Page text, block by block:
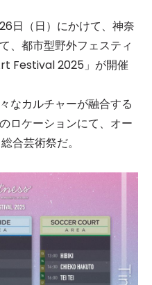
日（日）にかけて、神奈
、都市型野外フェスティ
Festival 2025」が開催
なカルチャーが融合する
ロケーションにて、オー
合芸術祭だ。